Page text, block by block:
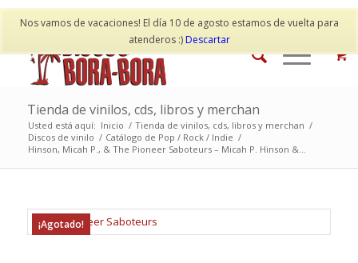
Nos vamos de vacaciones! El día 10 de agosto estamos de vuelta para
atenderos :)Descartar
Mi cuenta Contacto
Tienda de vinilos, cds, libros y merchan
Usted está aquí: Inicio / Tienda de vinilos, cds, libros y merchan /
Discos de vinilo / Catálogo de Pop / Rock / Indie /
Hinson, Micah P., & The Pioneer Saboteurs – Micah P. Hinson &...
¡Agotado!